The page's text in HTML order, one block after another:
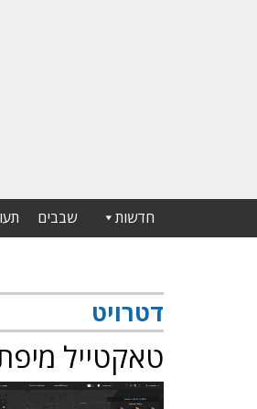
חדשות שבבים
דטרויט
טאקטייל